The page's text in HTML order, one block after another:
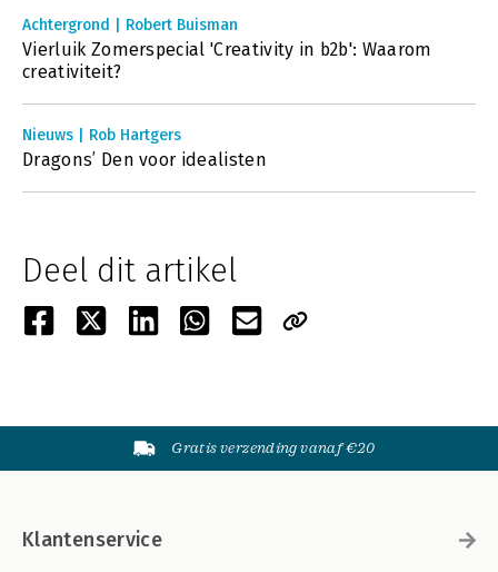
Achtergrond | Robert Buisman
Vierluik Zomerspecial 'Creativity in b2b': Waarom
creativiteit?
Nieuws | Rob Hartgers
Dragons’ Den voor idealisten
Deel dit artikel
Gratis verzending vanaf €20
Klantenservice